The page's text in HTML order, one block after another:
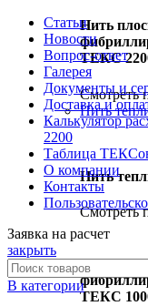
Нить
ТЕКС
Смотреть
Нить
Нить
Смотреть
Нить
ТЕКС
Статьи
Новости
Вопрос-ответ
Галерея
Документы и
Доставка и
Калькулятор
2200
Таблица
О компании
Контакты
Заявка на расчет
закрыть
В категории